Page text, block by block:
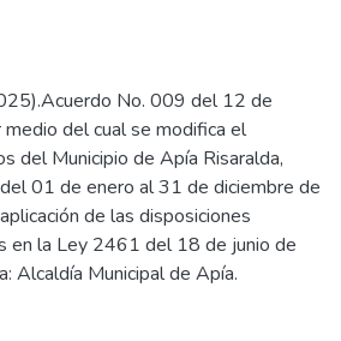
No. 009 del 12 de
del cual se modifica el
del Municipio de Apía Risaralda,
01 de enero al 31 de diciembre de
de las disposiciones
en la Ley 2461 del 18 de junio de
Alcaldía Municipal de Apía.